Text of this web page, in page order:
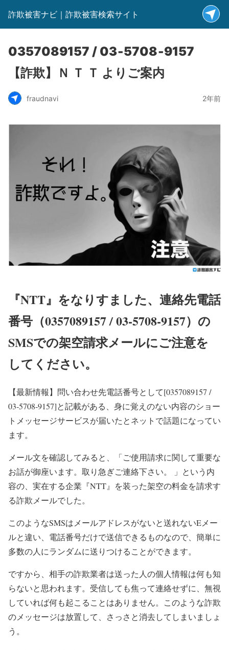
詐欺被害ナビ｜詐欺被害検索サイト
0357089157 / 03‐5708‐9157
【詐欺】Ｎ Ｔ Ｔ よりご案内
fraudnavi 2年前
『NTT』をなりすました、連絡先電話
番号（0357089157 / 03‐5708‐9157）の
SMSでの架空請求メールにご注意を
してください。
【最新情報】 問い合わせ先電話番号として[0357089157 /
03‐5708‐9157]と記載がある、身に覚えのない内容のショー
トメッセージサービスが届いたとネットで話題になってい
ます。
メール文を確認してみると、「ご使用請求に関して重要な
お話が御座います。取り急ぎご連絡下さい。 」という内
容の、実在する企業『NTT』を装った架空の料金を請求す
る詐欺メールでした。
このようなSMSはメールアドレスがないと送れないEメー
ルと違い、電話番号だけで送信できるものなので、簡単に
多数の人にランダムに送りつけることができます。
ですから、相手の詐欺業者は送った人の個人情報は何も知
らないと思われます。受信しても焦って連絡せずに、無視
していれば何も起こることはありません。このような詐欺
のメッセージは放置して、さっさと消去してしまいましょ
う。